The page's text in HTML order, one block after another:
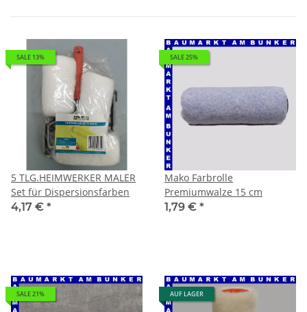
SALE 13%
5 TLG.HEIMWERKER MALER
Set für Dispersionsfarben
4,17 € *
SALE 25%
Mako Farbrolle
Premiumwalze 15 cm
1,79 € *
SALE 21% AUF LAGER